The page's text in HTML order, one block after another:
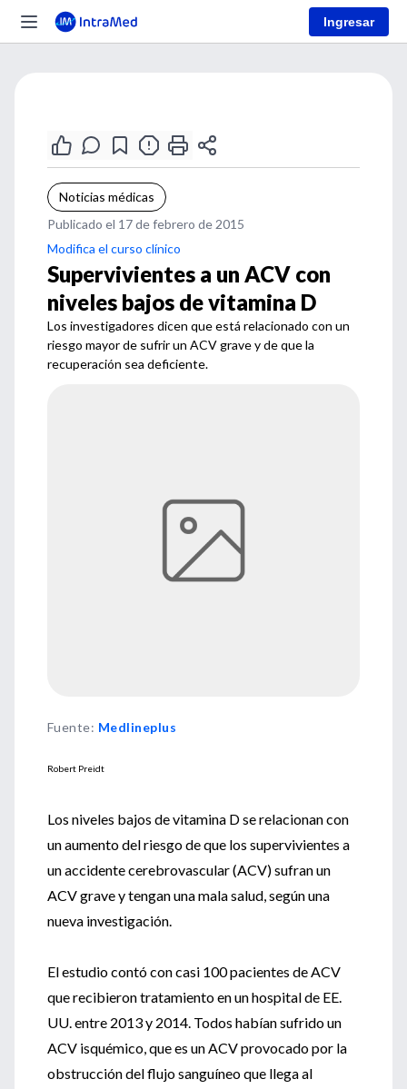
Ingresar
Noticias médicas
Publicado el 17 de febrero de 2015
Modifica el curso clínico
Supervivientes a un ACV con
niveles bajos de vitamina D
Los investigadores dicen que está relacionado con un
riesgo mayor de sufrir un ACV grave y de que la
recuperación sea deficiente.
Fuente: Medlineplus
Robert Preidt
Los niveles bajos de vitamina D se relacionan con
un aumento del riesgo de que los supervivientes a
un accidente cerebrovascular (ACV) sufran un
ACV grave y tengan una mala salud, según una
nueva investigación.
El estudio contó con casi 100 pacientes de ACV
que recibieron tratamiento en un hospital de EE.
UU. entre 2013 y 2014. Todos habían sufrido un
ACV isquémico, que es un ACV provocado por la
obstrucción del flujo sanguíneo que llega al